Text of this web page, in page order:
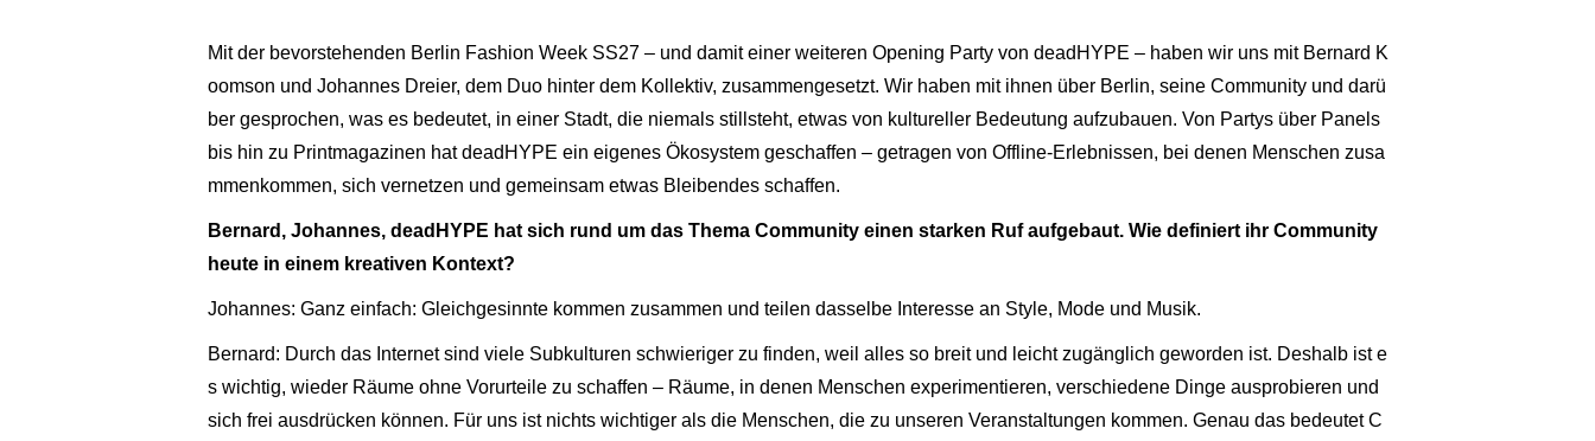
Mit der bevorstehenden Berlin Fashion Week SS27 – und damit einer weiteren Opening Party von deadHYPE – haben wir uns mit Bernard K
oomson und Johannes Dreier, dem Duo hinter dem Kollektiv, zusammengesetzt. Wir haben mit ihnen über Berlin, seine Community und darü
ber gesprochen, was es bedeutet, in einer Stadt, die niemals stillsteht, etwas von kultureller Bedeutung aufzubauen. Von Partys über Panels
bis hin zu Printmagazinen hat deadHYPE ein eigenes Ökosystem geschaffen – getragen von Offline-Erlebnissen, bei denen Menschen zusa
mmenkommen, sich vernetzen und gemeinsam etwas Bleibendes schaffen.
Bernard, Johannes, deadHYPE hat sich rund um das Thema Community einen starken Ruf aufgebaut. Wie definiert ihr Community
heute in einem kreativen Kontext?
Johannes: Ganz einfach: Gleichgesinnte kommen zusammen und teilen dasselbe Interesse an Style, Mode und Musik.
Bernard: Durch das Internet sind viele Subkulturen schwieriger zu finden, weil alles so breit und leicht zugänglich geworden ist. Deshalb ist e
s wichtig, wieder Räume ohne Vorurteile zu schaffen – Räume, in denen Menschen experimentieren, verschiedene Dinge ausprobieren und
sich frei ausdrücken können. Für uns ist nichts wichtiger als die Menschen, die zu unseren Veranstaltungen kommen. Genau das bedeutet C